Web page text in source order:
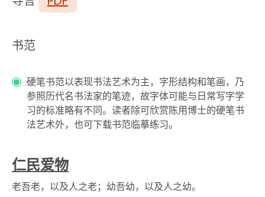
书范
硬笔书范以表现书法艺术为主，字形结构和笔画，乃
参照历代名书法家的笔迹，故字体可能与日常写字学
习的标准略有不同。读者除可欣赏陈用博士的硬笔书
法艺术外，也可下载书范临摹练习。
仁民爱物
老吾老，以及人之老；幼吾幼，以及人之幼。